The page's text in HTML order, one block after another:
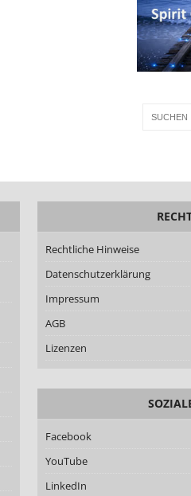
Rechtliche Hinweise
Datenschutzerklärung
Impressum
AGB
Lizenzen
Facebook
YouTube
LinkedIn